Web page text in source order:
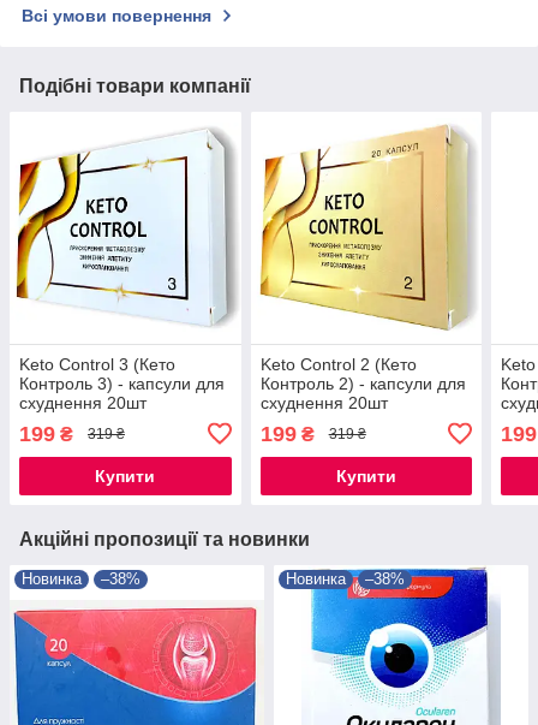
Всі умови повернення
Подібні товари компанії
Keto Control 3 (Кето
Контроль 3) - капсули для
схуднення 20шт
199 ₴ 319 ₴
Купити
Keto Control 2 (Кето
Контроль 2) - капсули для
схуднення 20шт
199₴ 319 ₴
Купити
199
Акційні пропозиції та новинки
Новинка –38% Новинка –38%